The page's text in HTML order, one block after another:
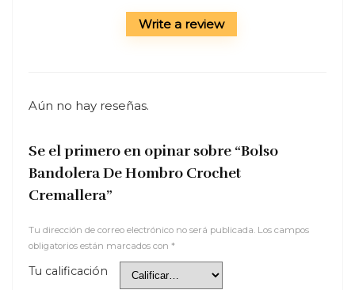
Write a review
Aún no hay reseñas.
Se el primero en opinar sobre “Bolso
Bandolera De Hombro Crochet
Cremallera”
Tu dirección de correo electrónico no será publicada. Los campos
obligatorios están marcados con *
Tu calificación